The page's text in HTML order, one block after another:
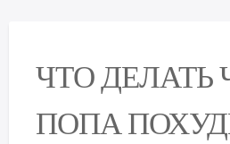
ЧТО ДЕЛАТЬ
ПОПА